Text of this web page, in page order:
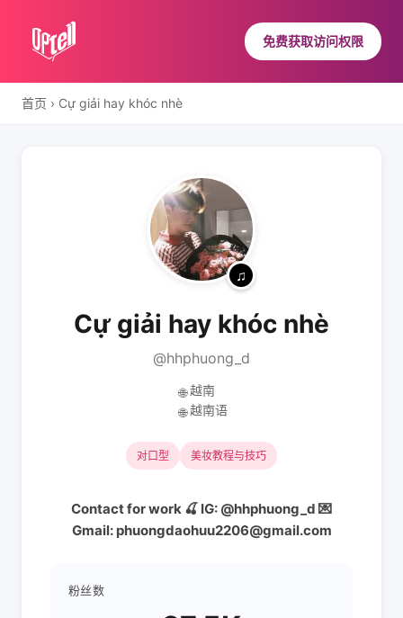
免费获取访问权限
首页 › Cự giải hay khóc nhè
Cự giải hay khóc nhè
@hhphuong_d
🌐 越南
🌐 越南语
对口型 美妆教程与技巧
Contact for work 🍒 IG: @hhphuong_d 💌
Gmail: phuongdaohuu2206@gmail.com
粉丝数